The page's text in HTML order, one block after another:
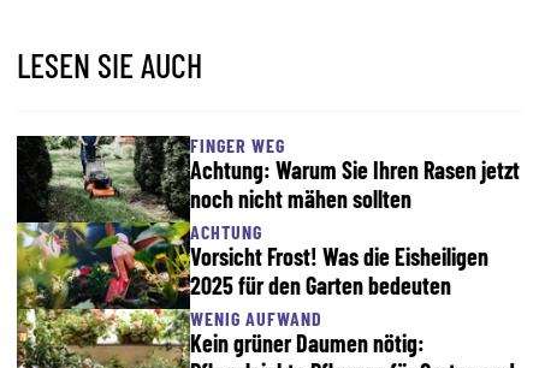
LESEN SIE AUCH
FINGER WEG
Achtung: Warum Sie Ihren Rasen jetzt
noch nicht mähen sollten
ACHTUNG
Vorsicht Frost! Was die Eisheiligen
2025 für den Garten bedeuten
WENIG AUFWAND
Kein grüner Daumen nötig: